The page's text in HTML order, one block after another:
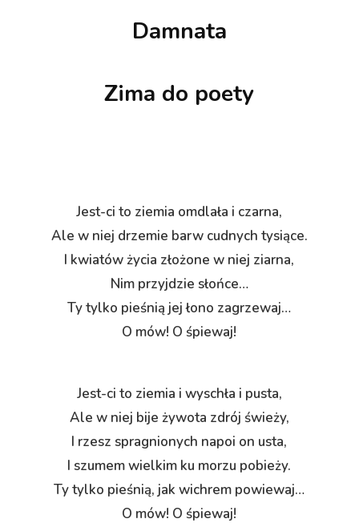
Damnata
Zima do poety
Jest-ci to ziemia omdlała i czarna,
Ale w niej drzemie barw cudnych tysiące.
I kwiatów życia złożone w niej ziarna,
Nim przyjdzie słońce…
Ty tylko pieśnią jej łono zagrzewaj…
O mów! O śpiewaj!
Jest-ci to ziemia i wyschła i pusta,
Ale w niej bije żywota zdrój świeży,
I rzesz spragnionych napoi on usta,
I szumem wielkim ku morzu pobieży.
Ty tylko pieśnią, jak wichrem powiewaj…
O mów! O śpiewaj!